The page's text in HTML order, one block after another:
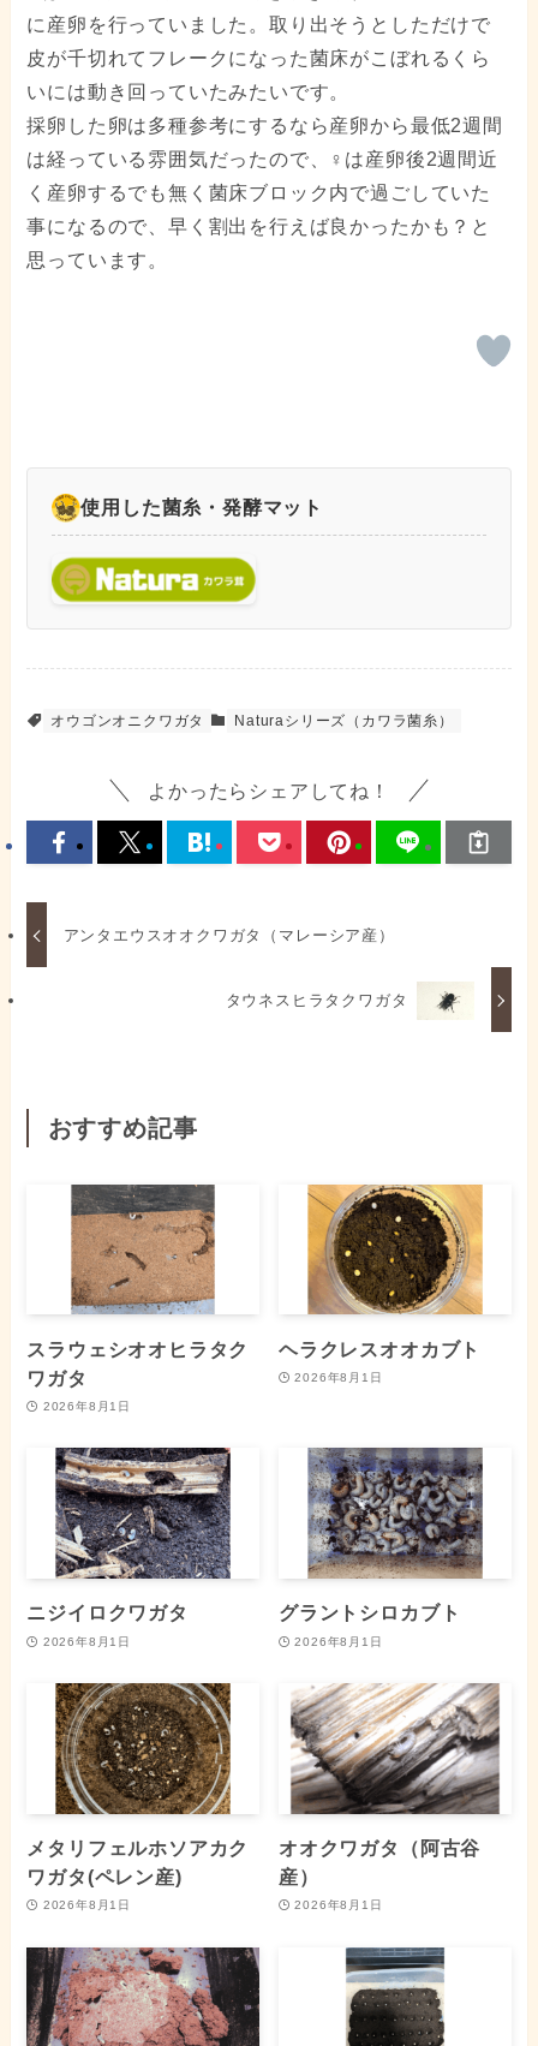
に産卵を行っていました。取り出そうとしただけで
皮が千切れてフレークになった菌床がこぼれるくら
いには動き回っていたみたいです。
採卵した卵は多種参考にするなら産卵から最低2週間
は経っている雰囲気だったので、♀は産卵後2週間近
く産卵するでも無く菌床ブロック内で過ごしていた
事になるので、早く割出を行えば良かったかも？と
思っています。
使用した菌糸・発酵マット
オウゴンオニクワガタ Naturaシリーズ（カワラ菌糸）
よかったらシェアしてね！
アンタエウスオオクワガタ（マレーシア産）
タウネスヒラタクワガタ
おすすめ記事
スラウェシオオヒラタク
ワガタ
2026年8月1日
ヘラクレスオオカブト
2026年8月1日
ニジイロクワガタ
2026年8月1日
グラントシロカブト
2026年8月1日
メタリフェルホソアカク
ワガタ(ペレン産)
2026年8月1日
オオクワガタ（阿古谷
産）
2026年8月1日